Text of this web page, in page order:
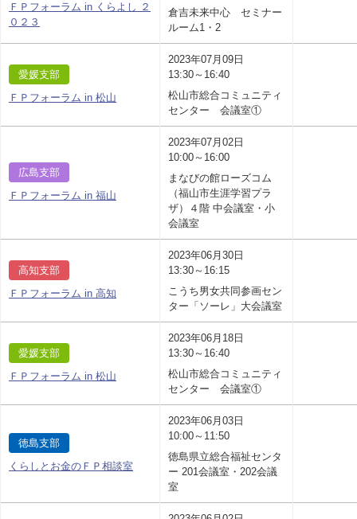
ＦＰフォーラム in くらよし ２
０２３
倉吉未来中心 セミナー
ルーム1・2
愛媛支部
ＦＰフォーラム in 松山
2023年07月09日
13:30～16:40
松山市総合コミュニティ
センター 会議室①
広島支部
ＦＰフォーラム in 福山
2023年07月02日
10:00～16:00
まなびの館ローズコム
（福山市生涯学習プラ
ザ）４階 中会議室・小
会議室
高知支部
ＦＰフォーラム in 高知
2023年06月30日
13:30～16:15
こうち男女共同参画セン
ター「ソーレ」大会議室
愛媛支部
ＦＰフォーラム in 松山
2023年06月18日
13:30～16:40
松山市総合コミュニティ
センター 会議室①
徳島支部
くらしとお金のＦＰ相談室
2023年06月03日
10:00～11:50
徳島県立総合福祉センタ
ー 201会議室・202会議
室